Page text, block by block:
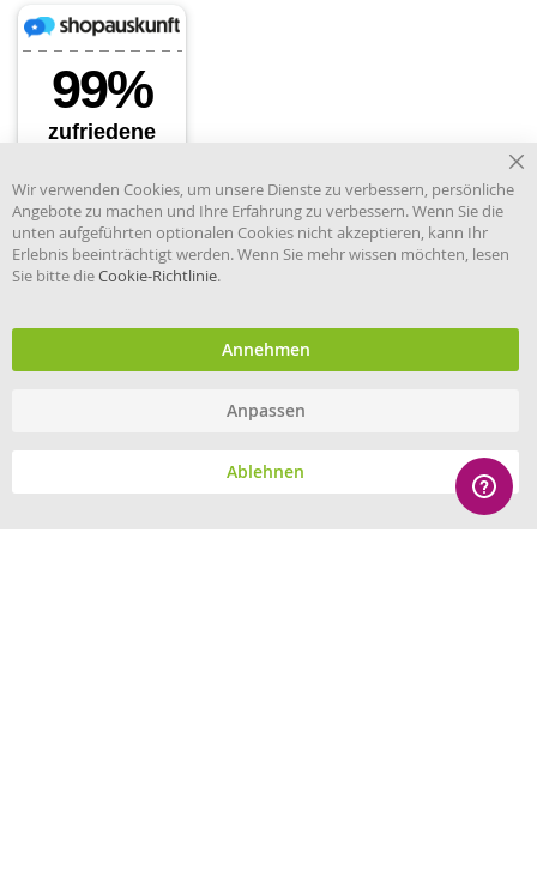
Händler im offiziellen Register
und Information.
© eHygiene 2026 - All rights reserved.
Wir verwenden Cookies, um unsere Dienste zu verbessern, persönliche
Angebote zu machen und Ihre Erfahrung zu verbessern. Wenn Sie die
unten aufgeführten optionalen Cookies nicht akzeptieren, kann Ihr
Erlebnis beeinträchtigt werden. Wenn Sie mehr wissen möchten, lesen
Sie bitte dieCookie-Richtlinie.
Annehmen
Anpassen
Ablehnen